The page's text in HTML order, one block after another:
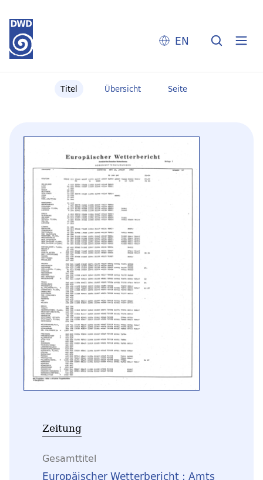
EN
Titel Übersicht Seite
Zeitung
Gesamttitel
Europäischer Wetterbericht : Amts